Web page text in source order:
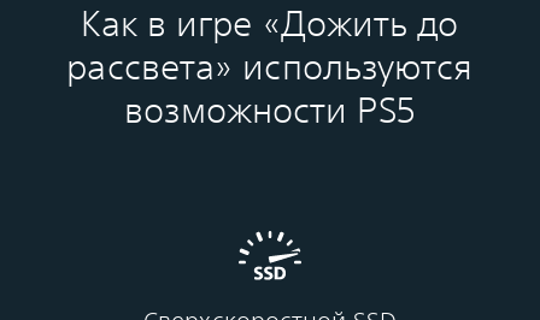
Как в игре «Дожить до
рассвета» используются
возможности PS5